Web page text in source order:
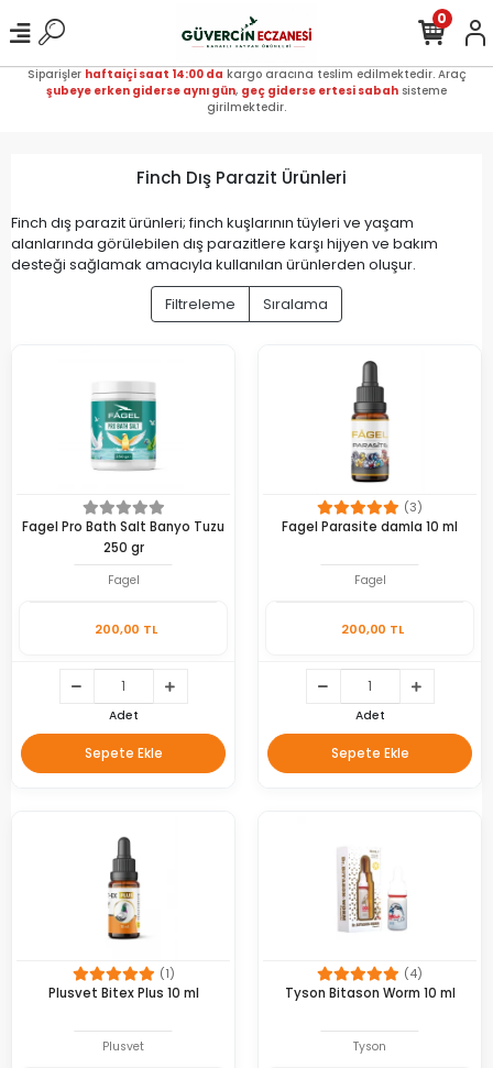
Siparişler haftaiçi saat 14:00 da kargo aracına teslim edilmektedir. Araç
şubeye erken giderse aynı gün, geç giderse ertesi sabah sisteme
girilmektedir.
0
Finch Dış Parazit Ürünleri
Finch dış parazit ürünleri; finch kuşlarının tüyleri ve yaşam
alanlarında görülebilen dış parazitlere karşı hijyen ve bakım
desteği sağlamak amacıyla kullanılan ürünlerden oluşur.
Filtreleme
Sıralama
Fagel Pro Bath Salt Banyo Tuzu
250 gr
Fagel
200,00 TL
Adet
Sepete Ekle
(3)
Fagel Parasite damla 10 ml
Fagel
200,00 TL
Adet
Sepete Ekle
(1)
Plusvet Bitex Plus 10 ml
Plusvet
(4)
Tyson Bitason Worm 10 ml
Tyson